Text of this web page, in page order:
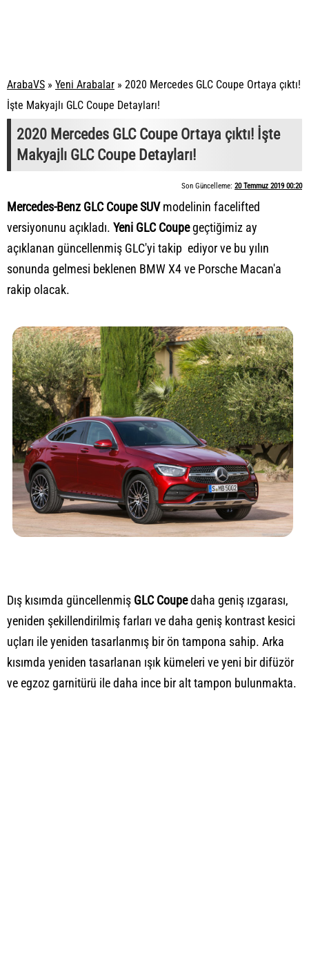
ArabaVS » Yeni Arabalar » 2020 Mercedes GLC Coupe Ortaya çıktı!
İşte Makyajlı GLC Coupe Detayları!
2020 Mercedes GLC Coupe Ortaya çıktı! İşte
Makyajlı GLC Coupe Detayları!
Son Güncelleme: 20 Temmuz 2019 00:20
Mercedes-Benz GLC Coupe SUVmodelinin facelifted
versiyonunu açıkladı. Yeni GLC Coupegeçtiğimiz ay
açıklanan güncellenmiş GLC'yi takip ediyor ve bu yılın
sonunda gelmesi beklenen BMW X4 ve Porsche Macan'a
rakip olacak.
Dış kısımda güncellenmiş GLC Coupedaha geniş ızgarası,
yeniden şekillendirilmiş farları ve daha geniş kontrast kesici
uçları ile yeniden tasarlanmış bir ön tampona sahip. Arka
kısımda yeniden tasarlanan ışık kümeleri ve yeni bir difüzör
ve egzoz garnitürü ile daha ince bir alt tampon bulunmakta.